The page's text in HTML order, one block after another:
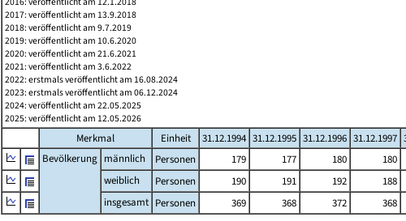
2017: veröffentlicht am 13.9.2018
2018: veröffentlicht am 9.7.2019
2019: veröffentlicht am 10.6.2020
2020: veröffentlicht am 21.6.2021
2021: veröffentlicht am 3.6.2022
2022: erstmals veröffentlicht am 16.08.2024
2023: erstmals veröffentlicht am 06.12.2024
2024: veröffentlicht am 22.05.2025
2025: veröffentlicht am 12.05.2026
Merkmal Einheit 31.12.1994 31.12.1995 31.12.1996 31.12.1997
Bevölkerung männlich Personen 179 177 180 180
weiblich
Personen 190 191 192 188
insgesamt Personen 369 368 372 368